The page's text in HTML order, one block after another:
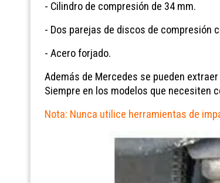
- Cilindro de compresión de 34 mm.
- Dos parejas de discos de compresión
- Acero forjado.
Además de Mercedes se pueden extraer
Siempre en los modelos que necesiten
Nota: Nunca utilice herramientas de